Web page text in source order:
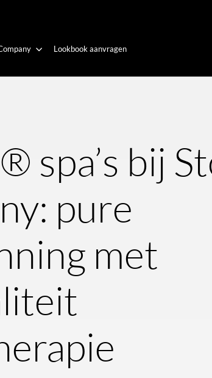
Lookbook aanvragen
spa’s bij
pure
met